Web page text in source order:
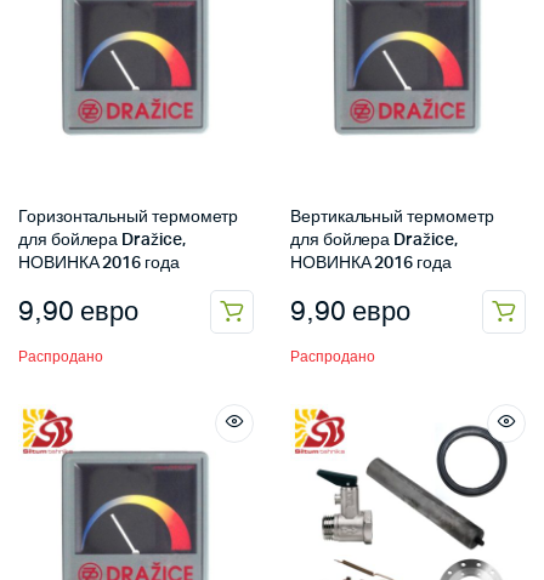
Горизонтальный термометр
для бойлера Dražice,
НОВИНКА 2016 года
9,90 евро
Распродано
Вертикальный термометр
для бойлера Dražice,
НОВИНКА 2016 года
9,90 евро
Распродано